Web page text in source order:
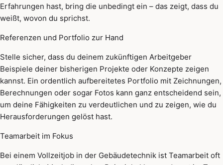
Erfahrungen hast, bring die unbedingt ein – das zeigt, dass du
weißt, wovon du sprichst.
Referenzen und Portfolio zur Hand
Stelle sicher, dass du deinem zukünftigen Arbeitgeber
Beispiele deiner bisherigen Projekte oder Konzepte zeigen
kannst. Ein ordentlich aufbereitetes Portfolio mit Zeichnungen,
Berechnungen oder sogar Fotos kann ganz entscheidend sein,
um deine Fähigkeiten zu verdeutlichen und zu zeigen, wie du
Herausforderungen gelöst hast.
Teamarbeit im Fokus
Bei einem Vollzeitjob in der Gebäudetechnik ist Teamarbeit oft